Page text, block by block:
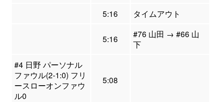
5:16 タイムアウト
5:16
#76 山田 → #66 山
下
#4 日野 パーソナル
ファウル(2-1:0) フリ
ースローオンファウ
ル0
5:08